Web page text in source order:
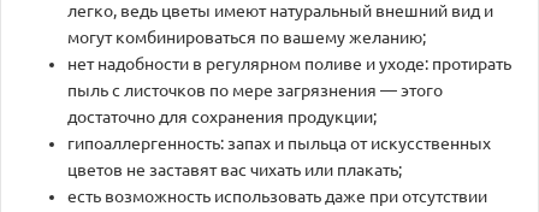
легко, ведь цветы имеют натуральный внешний вид и
могут комбинироваться по вашему желанию;
нет надобности в регулярном поливе и уходе: протирать
пыль с листочков по мере загрязнения — этого
достаточно для сохранения продукции;
гипоаллергенность: запах и пыльца от искусственных
цветов не заставят вас чихать или плакать;
есть возможность использовать даже при отсутствии